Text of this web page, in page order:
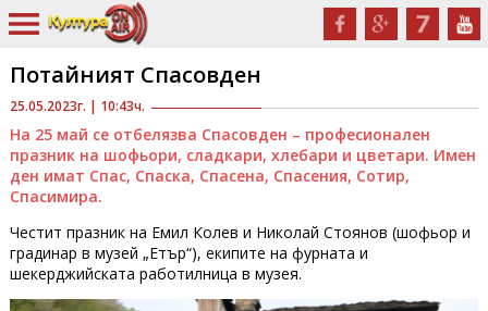
25.05.2023г. | 10:43ч.
Потайният Спасовден
На 25 май се отбелязва Спасовден – професионален
празник на шофьори, сладкари, хлебари и цветари. Имен
ден имат Спас, Спаска, Спасена, Спасения, Сотир,
Спасимира.
Честит празник на Емил Колев и Николай Стоянов (шофьор и
градинар в музей „Етър“), екипите на фурната и
шекерджийската работилница в музея.